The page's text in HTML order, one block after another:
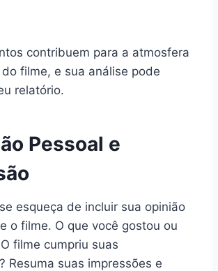
contribuem para a atmosfera
filme, e sua análise pode
relatório.
Pessoal e
esqueça de incluir sua opinião
o filme. O que você gostou ou
filme cumpriu suas
Resuma suas impressões e